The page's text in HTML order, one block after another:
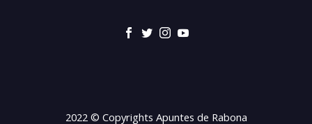
2022 © Copyrights Apuntes de Rabona